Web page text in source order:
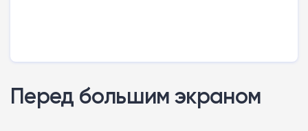
Перед большим экраном